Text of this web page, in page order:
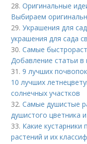
28.Оригинальные
Выбираем
29.Украшения для
украшения для сада
30.Самые
Добавление статьи
31.9 лучших
10 лучших
солнечных участков
32.Самые душистые
душистого цветника
33. Какие
растений и их